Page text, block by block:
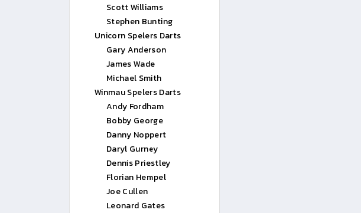
Scott Williams
Stephen Bunting
Unicorn Spelers Darts
Gary Anderson
James Wade
Michael Smith
Winmau Spelers Darts
Andy Fordham
Bobby George
Danny Noppert
Daryl Gurney
Dennis Priestley
Florian Hempel
Joe Cullen
Leonard Gates